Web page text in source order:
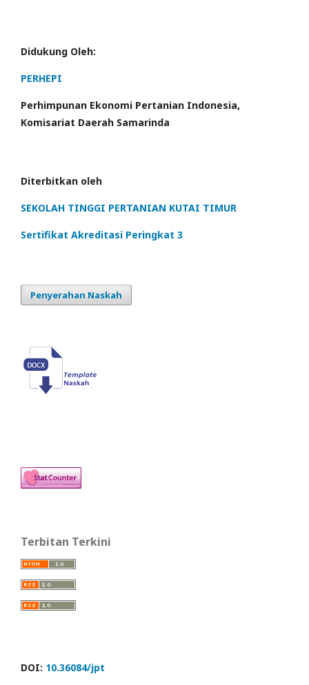
Didukung Oleh:
PERHEPI
Perhimpunan Ekonomi Pertanian Indonesia,
Komisariat Daerah Samarinda
Diterbitkan oleh
SEKOLAH TINGGI PERTANIAN KUTAI TIMUR
Sertifikat Akreditasi Peringkat 3
Penyerahan Naskah
Terbitan Terkini
DOI: 10.36084/jpt